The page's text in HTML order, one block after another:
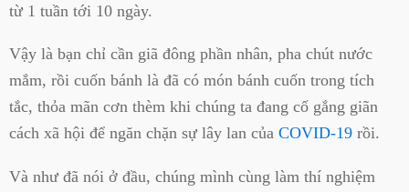
từ 1 tuần tới 10 ngày.
Vậy là bạn chỉ cần giã đông phần nhân, pha chút nước
mắm, rồi cuốn bánh là đã có món bánh cuốn trong tích
tắc, thỏa mãn cơn thèm khi chúng ta đang cố gắng giãn
cách xã hội để ngăn chặn sự lây lan của COVID-19 rồi.
Và như đã nói ở đầu, chúng mình cùng làm thí nghiệm